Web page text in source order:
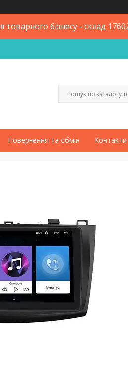
бізнесу - склад
Повернення та обмін Контакти